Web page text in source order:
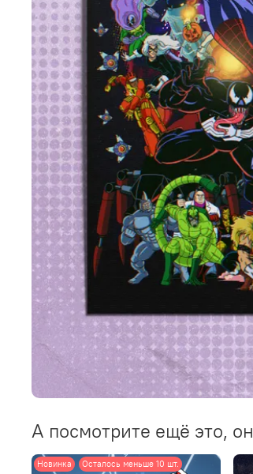
А посмотрите ещё это,
Новинка Осталось меньше 10 шт.